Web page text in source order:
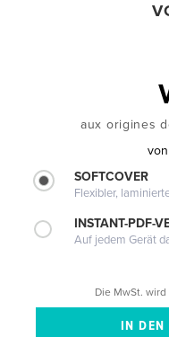
aux origines
von
SOFTCOVER
Flexibler,
INSTANT-PDF-
Auf jedem Gerät
Die MwSt.